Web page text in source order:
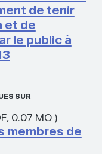
de tenir
et de
le public à
SUR
, 0.07 MO)
membres de